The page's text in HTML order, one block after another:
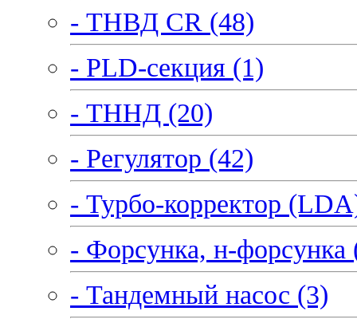
- ТНВД CR (48)
- PLD-секция (1)
- ТННД (20)
- Регулятор (42)
- Турбо-корректор
- Форсунка, н-форсунка
- Тандемный насос (3)